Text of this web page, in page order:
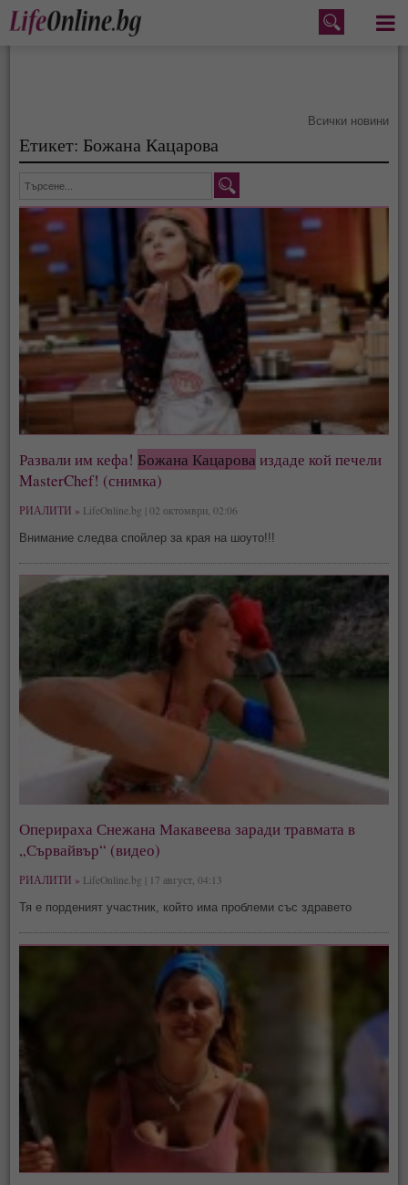
Меню
Всички новини
Етикет: Божана Кацарова
Развали им кефа! Божана Кацарова издаде кой печели
MasterChef! (снимка)
РИАЛИТИ » LifeOnline.bg | 02 октомври, 02:06
Внимание следва спойлер за края на шоуто!!!
Оперираха Снежана Макавеева заради травмата в
„Сървайвър“ (видео)
РИАЛИТИ » LifeOnline.bg | 17 август, 04:13
Тя е порденият участник, който има проблеми със здравето